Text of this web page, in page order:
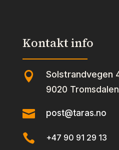
Kontakt info
 Solstrandvegen
9020 Tromsdalen
 post@taras.no
 +47 90 91 29 13